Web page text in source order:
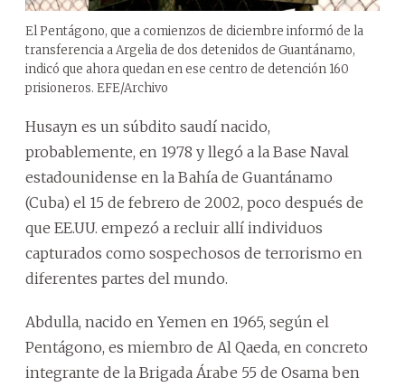
El Pentágono, que a comienzos de diciembre informó de la
transferencia a Argelia de dos detenidos de Guantánamo,
indicó que ahora quedan en ese centro de detención 160
prisioneros. EFE/Archivo
Husayn es un súbdito saudí nacido,
probablemente, en 1978 y llegó a la Base Naval
estadounidense en la Bahía de Guantánamo
(Cuba) el 15 de febrero de 2002, poco después de
que EE.UU. empezó a recluir allí individuos
capturados como sospechosos de terrorismo en
diferentes partes del mundo.
Abdulla, nacido en Yemen en 1965, según el
Pentágono, es miembro de Al Qaeda, en concreto
integrante de la Brigada Árabe 55 de Osama ben